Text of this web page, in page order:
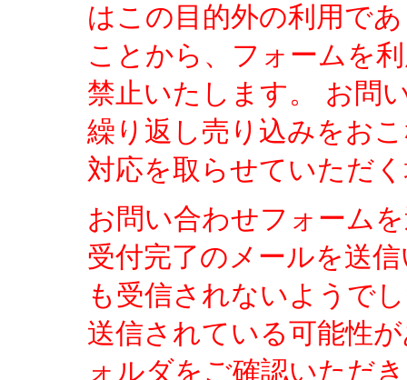
はこの目的外の利用で
ことから、フォームを
禁止いたします。 お問
繰り返し売り込みをお
対応を取らせていただ
お問い合わせフォーム
受付完了のメールを送
も受信されないようで
送信されている可能性
ォルダをご確認いただ